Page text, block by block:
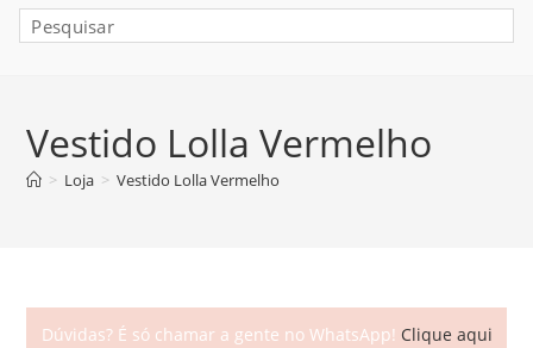
Vestido Lolla Vermelho
> Loja > Vestido Lolla Vermelho
Dúvidas? É só chamar a gente no WhatsApp! Clique aqui